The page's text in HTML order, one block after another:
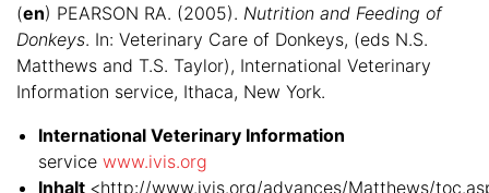
(en) PEARSON RA. (2005). Nutrition and Feeding of
Donkeys. In: Veterinary Care of Donkeys, (eds N.S.
Matthews and T.S. Taylor), International Veterinary
Information service, Ithaca, New York.
International Veterinary Information
service www.ivis.org
Inhalt <http://www.ivis.org/advances/Matthews/